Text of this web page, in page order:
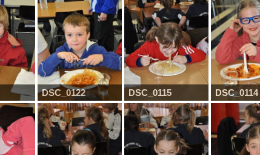
DSC_0122 DSC_0115 DSC_0114